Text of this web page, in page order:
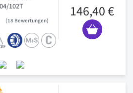
102T
18 Bewertungen
146,40 €